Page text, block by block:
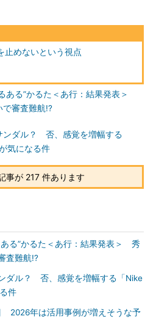
止めないという視点
ある”かるた＜あ行：結果発表＞
で審査難航!?
ンダル？ 否、感覚を増幅する
気になる件
事が 217 件あります
ある”かるた＜あ行：結果発表＞ 秀
査難航!?
ダル？ 否、感覚を増幅する「Nike
件
2026年は活用事例が増えそうな予